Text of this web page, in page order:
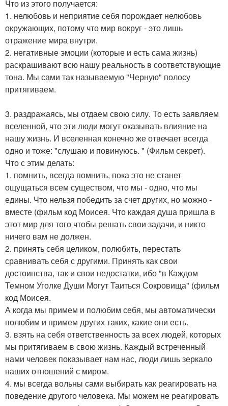
Что из этого получается:
1. нелюбовь и неприятие себя порождает нелюбовь
окружающих, потому что мир вокруг - это лишь
отражение мира внутри.
2. негативные эмоции (которые и есть сама жизнь)
раскрашивают всю нашу реальность в соответствующие
тона. Мы сами так называемую "Черную" полосу
притягиваем.
3. раздражаясь, мы отдаем свою силу. То есть заявляем
вселенной, что эти люди могут оказывать влияние на
нашу жизнь. И вселенная конечно же отвечает всегда
одно и тоже: "слушаю и повинуюсь. " (Фильм секрет).
Что с этим делать:
1. помнить, всегда помнить, пока это не станет
ощущаться всем существом, что мы - одно, что мы
едины. Что нельзя победить за счет других, но можно -
вместе (фильм код Моисея. Что каждая душа пришла в
этот мир для того чтобы решать свои задачи, и никто
ничего вам не должен.
2. принять себя целиком, полюбить, перестать
сравнивать себя с другими. Принять как свои
достоинства, так и свои недостатки, ибо "в Каждом
Темном Уголке Души Могут Таиться Сокровища" (фильм
код Моисея.
А когда мы примем и полюбим себя, мы автоматически
полюбим и примем других таких, какие они есть.
3. взять на себя ответственность за всех людей, которых
мы притягиваем в свою жизнь. Каждый встреченный
нами человек показывает нам нас, люди лишь зеркало
наших отношений с миром.
4. мы всегда вольны сами выбирать как реагировать на
поведение другого человека. Мы можем не реагировать